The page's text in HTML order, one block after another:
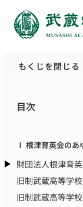
もくじを閉じる
目次
Ⅰ 根津育英会のあ
財団法人根津育
旧制武蔵高等学
旧制武蔵高等学
財団法人根津
創立者 根津嘉一郎